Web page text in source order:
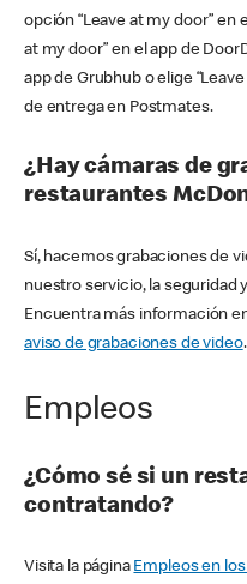
opción “Leave at my door” en
at my door” en el app de
app de Grubhub o elige
de entrega en Postmates.
¿Hay cámaras de
restaurantes
Sí, hacemos grabaciones de
nuestro servicio, la seguridad
Encuentra más información
aviso de grabaciones de video.
Empleos
¿Cómo sé si un
contratando?
Visita la página Empleos en